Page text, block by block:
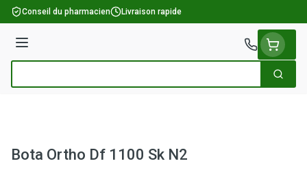
Aller au contenu
Conseil du pharmacien Livraison rapide
Menu
Bota Ortho Df 1100 Sk N2